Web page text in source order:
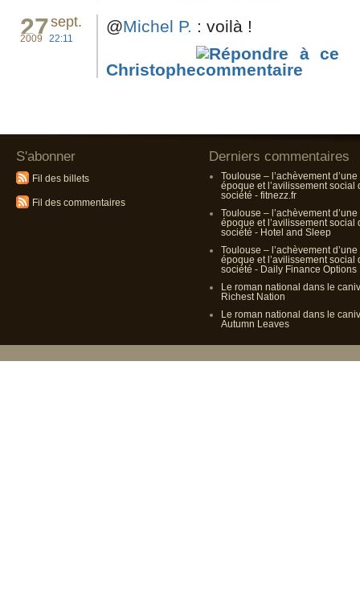
27sept.
2009 22:11
@Michel P. : voilà !
Christophe
S'abonner
Fil des billets
Fil des commentaires
Derniers commentaires
Toulouse – l’achèvement d’une
époque et l’avilissement social
société - fitnezz.fr
Toulouse – l’achèvement d’une
époque et l’avilissement social
société - Hotel and Sleep
Toulouse – l’achèvement d’une
époque et l’avilissement social
société - Daily Finance Options
Le roman national dans le
Richest Nation
Le roman national dans le
Autumn Leaves